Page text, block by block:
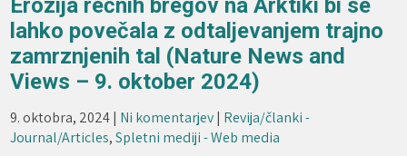
Erozija rečnih bregov na Arktiki bi se
lahko povečala z odtaljevanjem trajno
zamrznjenih tal (Nature News and
Views – 9. oktober 2024)
9. oktobra, 2024| Ni komentarjev| Revija/članki -
Journal/Articles,Spletni mediji - Web media